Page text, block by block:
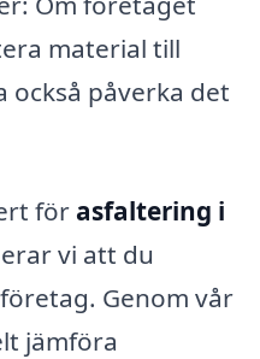
material till
också påverka det
för asfaltering i
vi att du
Genom vår
jämföra